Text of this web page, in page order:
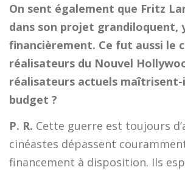
On sent également que Fritz
dans son projet grandiloquent,
financièrement. Ce fut aussi le
réalisateurs du Nouvel
réalisateurs actuels maîtrisent-
budget ?
P. R. Cette guerre est toujours
cinéastes dépassent
financement à disposition. Ils